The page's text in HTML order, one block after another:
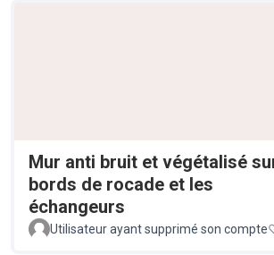
Mur anti bruit et végétalisé
bords de rocade et les
échangeurs
Utilisateur ayant supprimé son compte